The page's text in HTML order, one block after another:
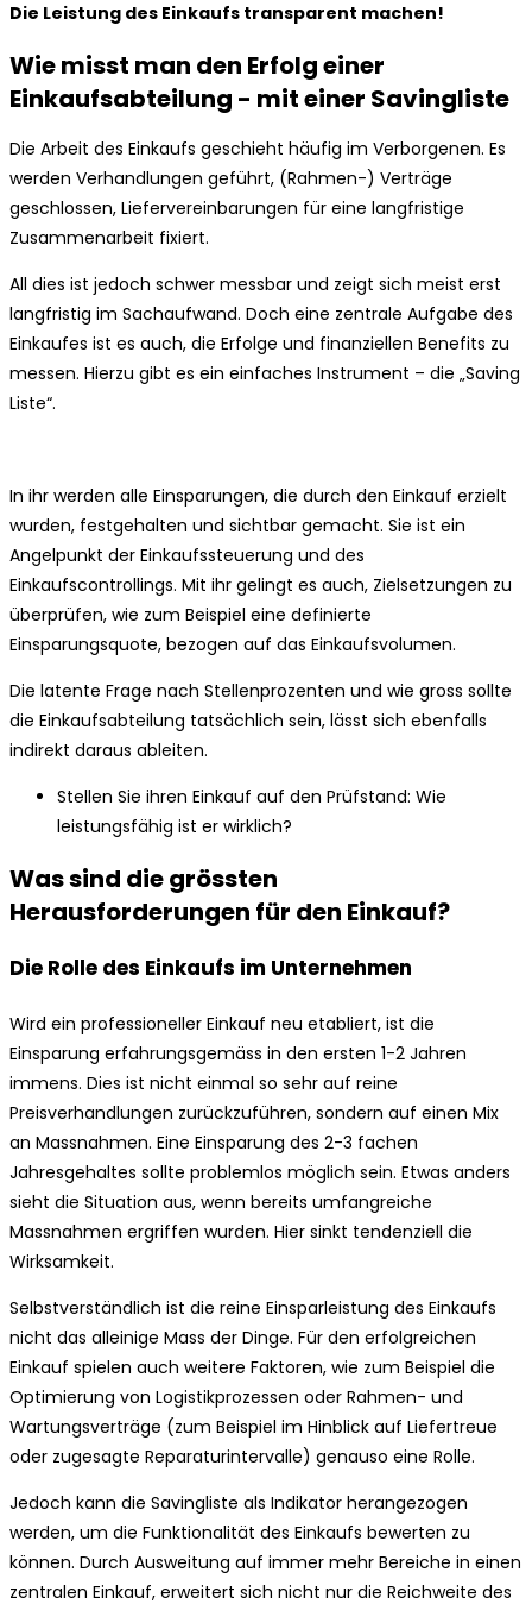
Die Leistung des Einkaufs transparent machen!
Wie misst man den Erfolg einer
Einkaufsabteilung - mit einer Savingliste
Die Arbeit des Einkaufs geschieht häufig im Verborgenen. Es
werden Verhandlungen geführt, (Rahmen-) Verträge
geschlossen, Liefervereinbarungen für eine langfristige
Zusammenarbeit fixiert.
All dies ist jedoch schwer messbar und zeigt sich meist erst
langfristig im Sachaufwand. Doch eine zentrale Aufgabe des
Einkaufes ist es auch, die Erfolge und finanziellen Benefits zu
messen. Hierzu gibt es ein einfaches Instrument – die „Saving
Liste“.
In ihr werden alle Einsparungen, die durch den Einkauf erzielt
wurden, festgehalten und sichtbar gemacht. Sie ist ein
Angelpunkt der Einkaufssteuerung und des
Einkaufscontrollings. Mit ihr gelingt es auch, Zielsetzungen zu
überprüfen, wie zum Beispiel eine definierte
Einsparungsquote, bezogen auf das Einkaufsvolumen.
Die latente Frage nach Stellenprozenten und wie gross sollte
die Einkaufsabteilung tatsächlich sein, lässt sich ebenfalls
indirekt daraus ableiten.
Stellen Sie ihren Einkauf auf den Prüfstand: Wie
leistungsfähig ist er wirklich?
Was sind die grössten
Herausforderungen für den Einkauf?
Die Rolle des Einkaufs im Unternehmen
Wird ein professioneller Einkauf neu etabliert, ist die
Einsparung erfahrungsgemäss in den ersten 1-2 Jahren
immens. Dies ist nicht einmal so sehr auf reine
Preisverhandlungen zurückzuführen, sondern auf einen Mix
an Massnahmen. Eine Einsparung des 2-3 fachen
Jahresgehaltes sollte problemlos möglich sein. Etwas anders
sieht die Situation aus, wenn bereits umfangreiche
Massnahmen ergriffen wurden. Hier sinkt tendenziell die
Wirksamkeit.
Selbstverständlich ist die reine Einsparleistung des Einkaufs
nicht das alleinige Mass der Dinge. Für den erfolgreichen
Einkauf spielen auch weitere Faktoren, wie zum Beispiel die
Optimierung von Logistikprozessen oder Rahmen- und
Wartungsverträge (zum Beispiel im Hinblick auf Liefertreue
oder zugesagte Reparaturintervalle) genauso eine Rolle.
Jedoch kann die Savingliste als Indikator herangezogen
werden, um die Funktionalität des Einkaufs bewerten zu
können. Durch Ausweitung auf immer mehr Bereiche in einen
zentralen Einkauf, erweitert sich nicht nur die Reichweite des